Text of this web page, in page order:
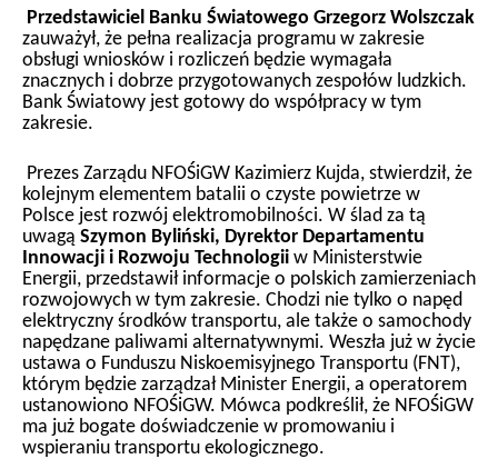
Przedstawiciel Banku Światowego Grzegorz Wolszczak
zauważył, że pełna realizacja programu w zakresie
obsługi wniosków i rozliczeń będzie wymagała
znacznych i dobrze przygotowanych zespołów ludzkich.
Bank Światowy jest gotowy do współpracy w tym
zakresie.
Prezes Zarządu NFOŚiGW Kazimierz Kujda, stwierdził, że
kolejnym elementem batalii o czyste powietrze w
Polsce jest rozwój elektromobilności. W ślad za tą
uwagą Szymon Byliński, Dyrektor Departamentu
Innowacji i Rozwoju Technologii w Ministerstwie
Energii, przedstawił informacje o polskich zamierzeniach
rozwojowych w tym zakresie. Chodzi nie tylko o napęd
elektryczny środków transportu, ale także o samochody
napędzane paliwami alternatywnymi. Weszła już w życie
ustawa o Funduszu Niskoemisyjnego Transportu (FNT),
którym będzie zarządzał Minister Energii, a operatorem
ustanowiono NFOŚiGW. Mówca podkreślił, że NFOŚiGW
ma już bogate doświadczenie w promowaniu i
wspieraniu transportu ekologicznego.